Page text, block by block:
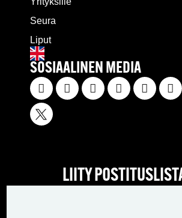
Seura
Liput
SOSIAALINEN MEDIA
LIITY